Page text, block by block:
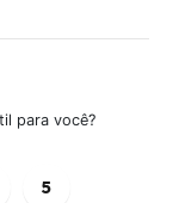
para você?
5